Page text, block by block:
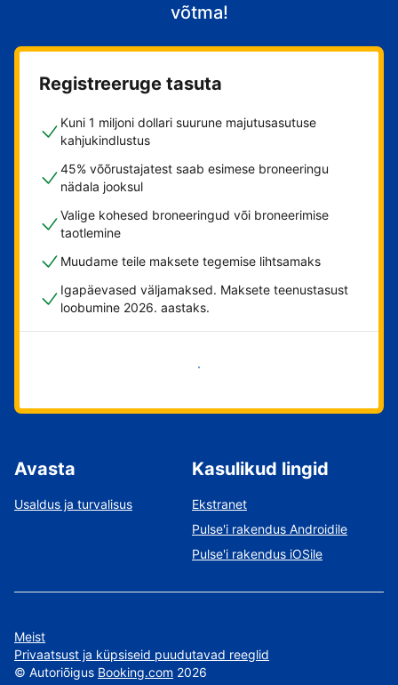
võtma!
Registreeruge tasuta
Kuni 1 miljoni dollari suurune majutusasutuse
kahjukindlustus
45% võõrustajatest saab esimese broneeringu
nädala jooksul
Valige kohesed broneeringud või broneerimise
taotlemine
Muudame teile maksete tegemise lihtsamaks
Igapäevased väljamaksed. Maksete teenustasust
loobumine 2026. aastaks.
Alusta kohe
Avasta
Usaldus ja turvalisus
Kasulikud lingid
Ekstranet
Pulse'i rakendus Androidile
Pulse'i rakendus iOSile
Meist
Privaatsust ja küpsiseid puudutavad reeglid
© Autoriõigus Booking.com 2026